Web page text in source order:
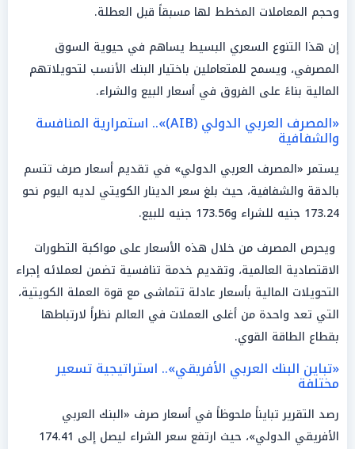
وحجم المعاملات المخطط لها مسبقاً قبل العطلة.
إن هذا التنوع السعري البسيط يساهم في حيوية السوق
المصرفي، ويسمح للمتعاملين باختيار البنك الأنسب لتحويلاتهم
المالية بناءً على الفروق في أسعار البيع والشراء.
«المصرف العربي الدولي (AIB)».. استمرارية المنافسة
والشفافية
يستمر «المصرف العربي الدولي» في تقديم أسعار صرف تتسم
بالدقة والشفافية، حيث بلغ سعر الدينار الكويتي لديه اليوم نحو
173.24 جنيه للشراء و173.56 جنيه للبيع.
ويحرص المصرف من خلال هذه الأسعار على مواكبة التطورات
الاقتصادية العالمية، وتقديم خدمة تنافسية تضمن لعملائه إجراء
التحويلات المالية بأسعار عادلة تتماشى مع قوة العملة الكويتية،
التي تعد واحدة من أغلى العملات في العالم نظراً لارتباطها
بقطاع الطاقة القوي.
«تباين البنك العربي الأفريقي».. استراتيجية تسعير
مختلفة
رصد التقرير تبايناً ملحوظاً في أسعار صرف «البنك العربي
الأفريقي الدولي»، حيث ارتفع سعر الشراء ليصل إلى 174.41